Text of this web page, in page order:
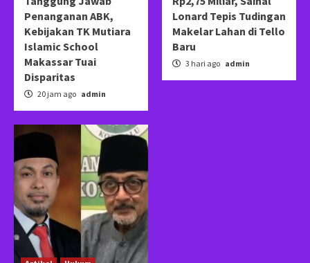
Penanganan ABK,
Kebijakan TK Mutiara
Islamic School
Makassar Tuai
Disparitas
20 jam ago admin
Lonard Tepis Tudingan
Makelar Lahan di Tello
Baru
3 hari ago admin